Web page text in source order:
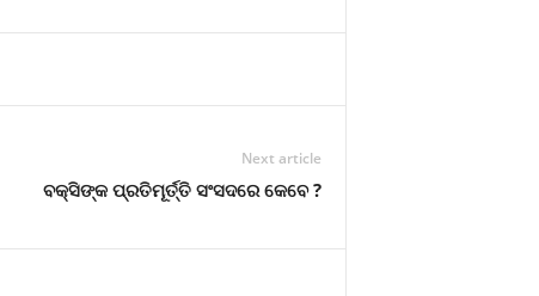
Next article
ବକ୍ସିଙ୍କ ପ୍ରତିମୂର୍ତ୍ତି ସଂସଦରେ କେବେ ?